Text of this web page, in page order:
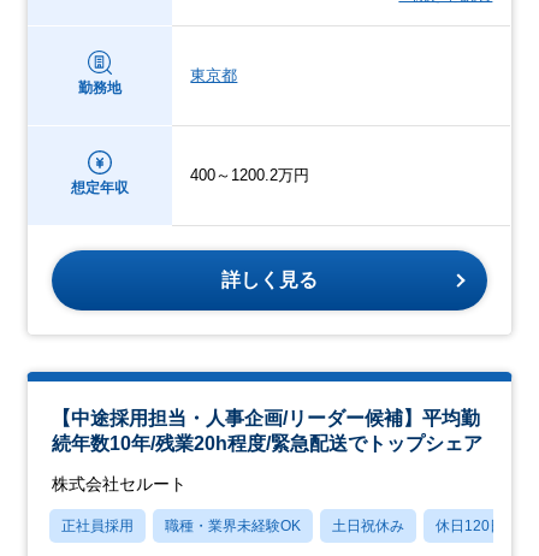
勤務地
東京都
想定年収
400～1200.2万円
詳しく見る
【中途採用担当・人事企画/リーダー候補】平均勤
続年数10年/残業20h程度/緊急配送でトップシェア
株式会社セルート
正社員採用 職種・業界未経験OK 土日祝休み 休日120日以上